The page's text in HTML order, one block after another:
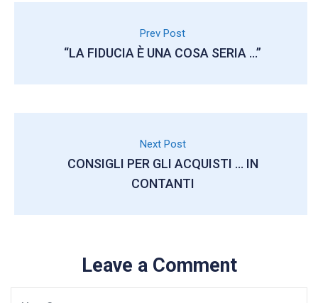
Prev Post
“LA FIDUCIA È UNA COSA SERIA …”
Next Post
CONSIGLI PER GLI ACQUISTI … IN
CONTANTI
Leave a Comment